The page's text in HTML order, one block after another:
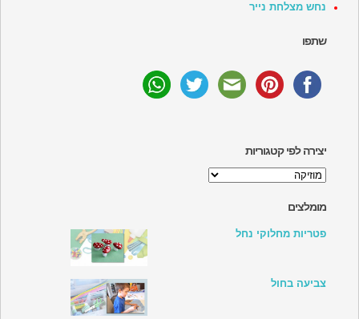
נחש מצלחת נייר
שתפו
יצירה לפי קטגוריות
יצירה
קטגוריות
מומלצים
פטריות מחלוקי נחל
צביעה בחול